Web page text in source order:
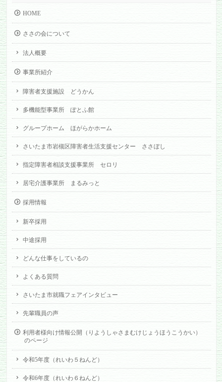
HOME
ささの会について
法人概要
事業所紹介
障害者支援施設 どうかん
多機能型事業所 ぽとふ館
グループホーム ほがらかホーム
さいたま市岩槻区障害者生活支援センター ささぼし
指定障害者相談支援事業所 セロリ
居宅介護事業所 まるみっと
採用情報
新卒採用
中途採用
どんな仕事をしているの
よくある質問
さいたま市就職フェアインタビュー
先輩職員の声
利用者様向け情報公開（りようしゃさまむけじょうほうこうかい）
のページ
令和5年度（れいわ５ねんど）
令和6年度（れいわ６ねんど）